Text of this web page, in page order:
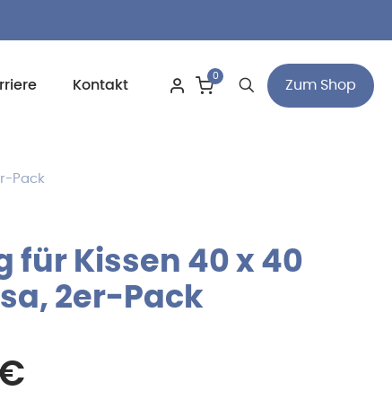
Kontakt
0
Zum Shop
Pack
für Kissen 40 x 40
2er-Pack